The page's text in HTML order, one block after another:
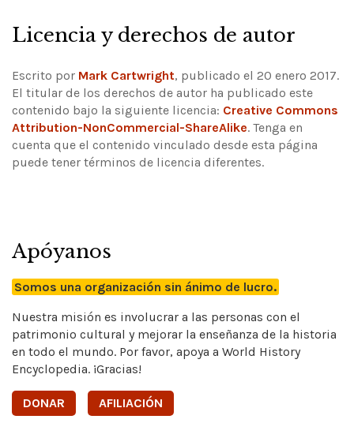
Licencia y derechos de autor
Escrito por Mark Cartwright, publicado el 20 enero 2017.
El titular de los derechos de autor ha publicado este
contenido bajo la siguiente licencia: Creative Commons
Attribution-NonCommercial-ShareAlike. Tenga en
cuenta que el contenido vinculado desde esta página
puede tener términos de licencia diferentes.
Apóyanos
Somos una organización sin ánimo de lucro.
Nuestra misión es involucrar a las personas con el
patrimonio cultural y mejorar la enseñanza de la historia
en todo el mundo. Por favor, apoya a World History
Encyclopedia. ¡Gracias!
DONAR AFILIACIÓN